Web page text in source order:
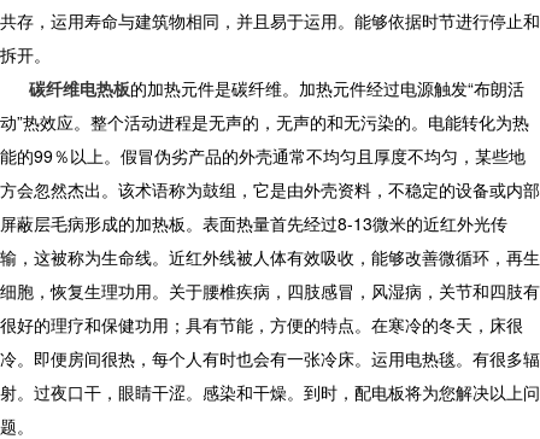
共存，运用寿命与建筑物相同，并且易于运用。能够依据时节进行停止和
拆开。
碳纤维电热板的加热元件是碳纤维。加热元件经过电源触发“布朗活
动”热效应。整个活动进程是无声的，无声的和无污染的。电能转化为热
能的99％以上。假冒伪劣产品的外壳通常不均匀且厚度不均匀，某些地
方会忽然杰出。该术语称为鼓组，它是由外壳资料，不稳定的设备或内部
屏蔽层毛病形成的加热板。表面热量首先经过8-13微米的近红外光传
输，这被称为生命线。近红外线被人体有效吸收，能够改善微循环，再生
细胞，恢复生理功用。关于腰椎疾病，四肢感冒，风湿病，关节和四肢有
很好的理疗和保健功用；具有节能，方便的特点。在寒冷的冬天，床很
冷。即便房间很热，每个人有时也会有一张冷床。运用电热毯。有很多辐
射。过夜口干，眼睛干涩。感染和干燥。到时，配电板将为您解决以上问
题。